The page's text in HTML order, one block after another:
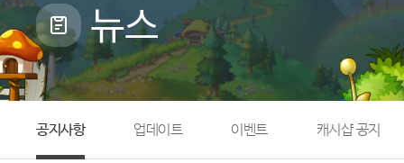
메이플 알림판
with maple
뉴스
공지사항 업데이트 이벤트 캐시샵 공지